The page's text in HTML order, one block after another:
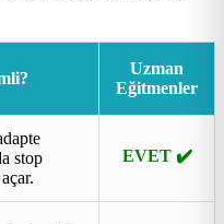
Uzman
Eğitmenler
stop
EVET ✔️